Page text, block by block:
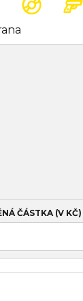
ČÁSTKA (V KČ)